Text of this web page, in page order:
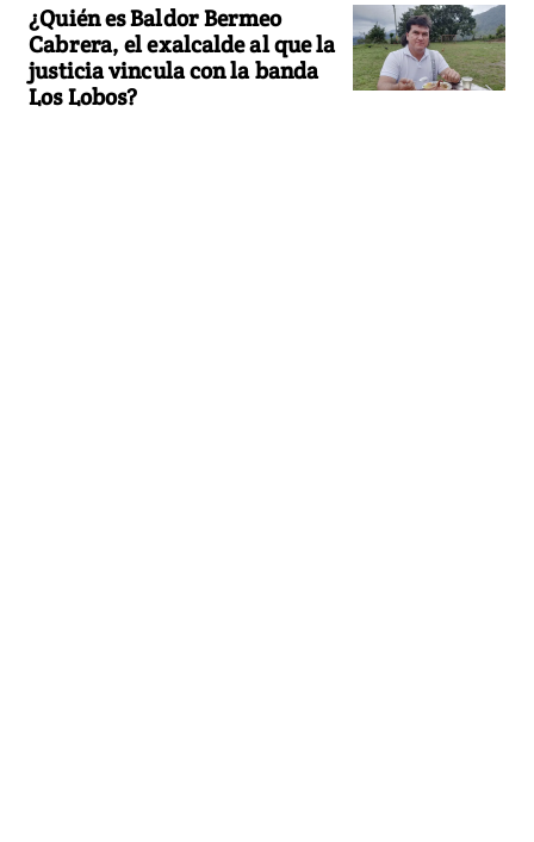
¿Quién es Baldor Bermeo
Cabrera, el exalcalde al que la
justicia vincula con la banda
Los Lobos?